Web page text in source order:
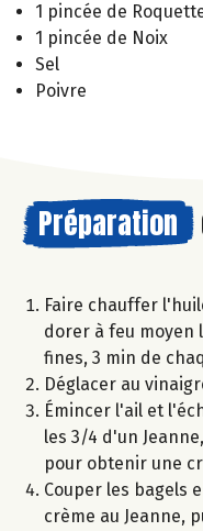
1 pincée de
1 pincée de Noix
Sel
Poivre
Préparation
Faire chauffer
dorer à feu moyen
fines, 3 min de
Déglacer au
Émincer l'ail et
les 3/4 d'un
pour obtenir une
Couper les bagels
crème au Jeanne,